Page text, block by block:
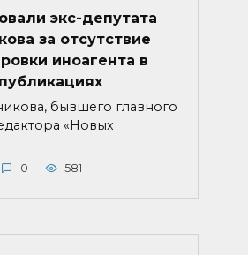
экс-депутата
за отсутствие
иноагента в
публикациях
бывшего главного
«Новых
0 581